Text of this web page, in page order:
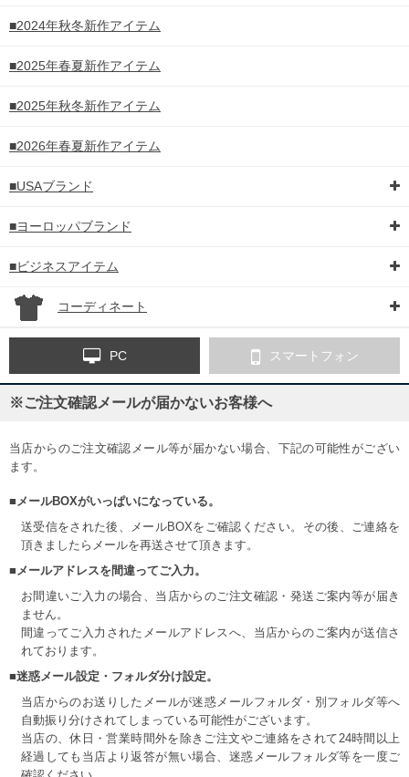
■2024年秋冬新作アイテム
■2025年春夏新作アイテム
■2025年秋冬新作アイテム
■2026年春夏新作アイテム
■USAブランド
■ヨーロッパブランド
■ビジネスアイテム
コーディネート
PC スマートフォン
※ご注文確認メールが届かないお客様へ
当店からのご注文確認メール等が届かない場合、下記の可能性がござい
ます。
■メールBOXがいっぱいになっている。
送受信をされた後、メールBOXをご確認ください。その後、ご連絡を
頂きましたらメールを再送させて頂きます。
■メールアドレスを間違ってご入力。
お間違いご入力の場合、当店からのご注文確認・発送ご案内等が届き
ません。
間違ってご入力されたメールアドレスへ、当店からのご案内が送信さ
れております。
■迷惑メール設定・フォルダ分け設定。
当店からのお送りしたメールが迷惑メールフォルダ・別フォルダ等へ
自動振り分けされてしまっている可能性がございます。
当店の、休日・営業時間外を除きご注文やご連絡をされて24時間以上
経過しても当店より返答が無い場合、迷惑メールフォルダ等を一度ご